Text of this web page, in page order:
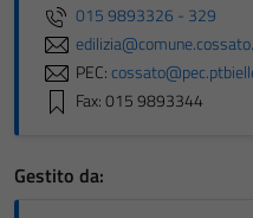
015 9893326 - 329
PEC:
Fax: 015 9893344
Gestito da: